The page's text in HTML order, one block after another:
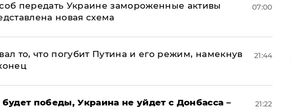
передать Украине замороженные активы
новая схема
07:00
то, что погубит Путина и его режим, намекнув
21:44
победы, Украина не уйдет с Донбасса –
21:22